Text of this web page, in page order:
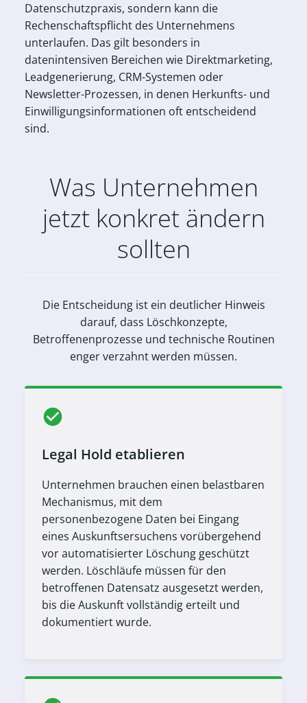
Datenschutzpraxis, sondern kann die
Rechenschaftspflicht des Unternehmens
unterlaufen. Das gilt besonders in
datenintensiven Bereichen wie Direktmarketing,
Leadgenerierung, CRM-Systemen oder
Newsletter-Prozessen, in denen Herkunfts- und
Einwilligungsinformationen oft entscheidend
sind.
Was Unternehmen
jetzt konkret ändern
sollten
Die Entscheidung ist ein deutlicher Hinweis
darauf, dass Löschkonzepte,
Betroffenenprozesse und technische Routinen
enger verzahnt werden müssen.
Legal Hold etablieren
Unternehmen brauchen einen belastbaren
Mechanismus, mit dem
personenbezogene Daten bei Eingang
eines Auskunftsersuchens vorübergehend
vor automatisierter Löschung geschützt
werden. Löschläufe müssen für den
betroffenen Datensatz ausgesetzt werden,
bis die Auskunft vollständig erteilt und
dokumentiert wurde.